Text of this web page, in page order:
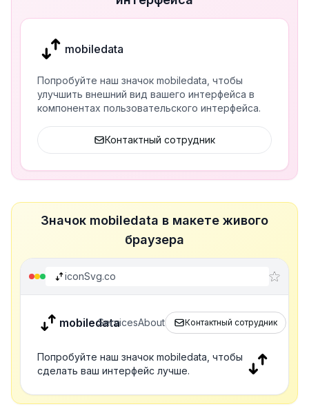
mobiledata
Попробуйте наш значок mobiledata, чтобы
улучшить внешний вид вашего интерфейса в
компонентах пользовательского интерфейса.
Контактный сотрудник
Значок mobiledata в макете живого
браузера
iconSvg.co
mobiledata
ServicesAbout Контактный сотрудник
Попробуйте наш значок mobiledata, чтобы
сделать ваш интерфейс лучше.